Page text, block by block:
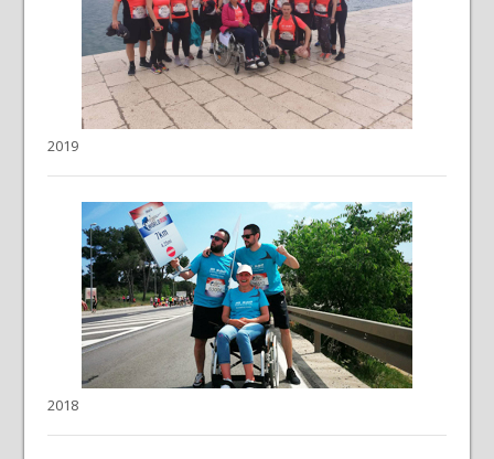
2019
2018